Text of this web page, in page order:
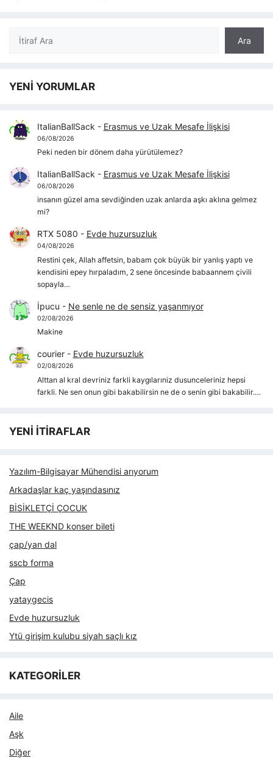
Ara
Ara
YENİ YORUMLAR
ItalianBallSack - Erasmus ve Uzak Mesafe İlişkisi
06/08/2026
Peki neden bir dönem daha yürütülemez?
ItalianBallSack - Erasmus ve Uzak Mesafe İlişkisi
06/08/2026
insanın güzel ama sevdiğinden uzak anlarda aşkı aklına gelmez
mi?
RTX 5080 - Evde huzursuzluk
04/08/2026
Restini çek, Allah affetsin, babam çok büyük bir yanlış yaptı ve
kendisini epey hırpaladım, 2 sene öncesinde babaannem çivili
sopayla…
İpucu - Ne senle ne de sensiz yaşanmıyor
02/08/2026
Makine
courier- Evde huzursuzluk
02/08/2026
Alttan al kral devriniz farkli kaygılarıniz dusunceleriniz hepsi
farkli. Ne sen onun gibi bakabilirsin ne de o senin gibi bakabilir.…
YENİ İTİRAFLAR
Yazılım-Bilgisayar Mühendisi arıyorum
Arkadaşlar kaç yaşındasınız
BİSİKLETÇİ ÇOCUK
THE WEEKND konser bileti
çap/yan dal
sscb forma
Çap
yataygecis
Evde huzursuzluk
Ytü girişim kulubu siyah saçlı kız
KATEGORİLER
Aile
Aşk
Diğer